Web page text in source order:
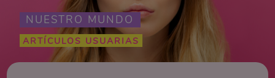
NUESTRO MUNDO
ARTÍCULOS USUARIAS